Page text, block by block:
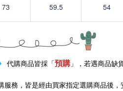
73 59.5 54
代購商品皆採「預購」，若遇商品缺
服務，皆是經由買家指定選購商品後